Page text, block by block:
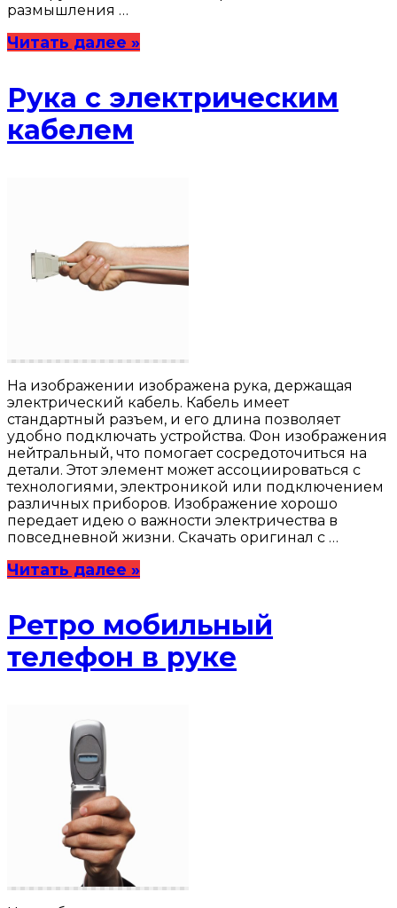
размышления …
Читать далее »
Рука с электрическим
кабелем
На изображении изображена рука, держащая
электрический кабель. Кабель имеет
стандартный разъем, и его длина позволяет
удобно подключать устройства. Фон изображения
нейтральный, что помогает сосредоточиться на
детали. Этот элемент может ассоциироваться с
технологиями, электроникой или подключением
различных приборов. Изображение хорошо
передает идею о важности электричества в
повседневной жизни. Скачать оригинал с …
Читать далее »
Ретро мобильный
телефон в руке